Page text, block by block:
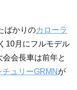
ばかりのカローラ
10月にフルモデル
会会長車は前年と
チュリーGRMN が